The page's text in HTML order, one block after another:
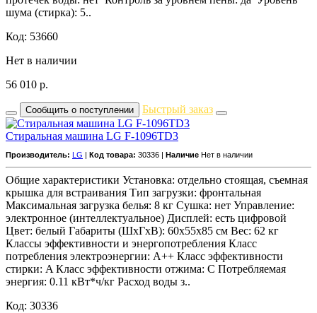
шума (стирка): 5..
Код: 53660
Нет в наличии
56 010 р.
Сообщить о поступлении Быстрый заказ
Стиральная машина LG F-1096TD3
Производитель: LG Код товара: 30336 | Наличие Нет в наличии
Общие характеристики Установка: отдельно стоящая, съемная
крышка для встраивания Тип загрузки: фронтальная
Максимальная загрузка белья: 8 кг Сушка: нет Управление:
электронное (интеллектуальное) Дисплей: есть цифровой
Цвет: белый Габариты (ШxГxВ): 60x55x85 см Вес: 62 кг
Классы эффективности и энергопотребления Класс
потребления электроэнергии: A++ Класс эффективности
стирки: A Класс эффективности отжима: C Потребляемая
энергия: 0.11 кВт*ч/кг Расход воды з..
Код: 30336